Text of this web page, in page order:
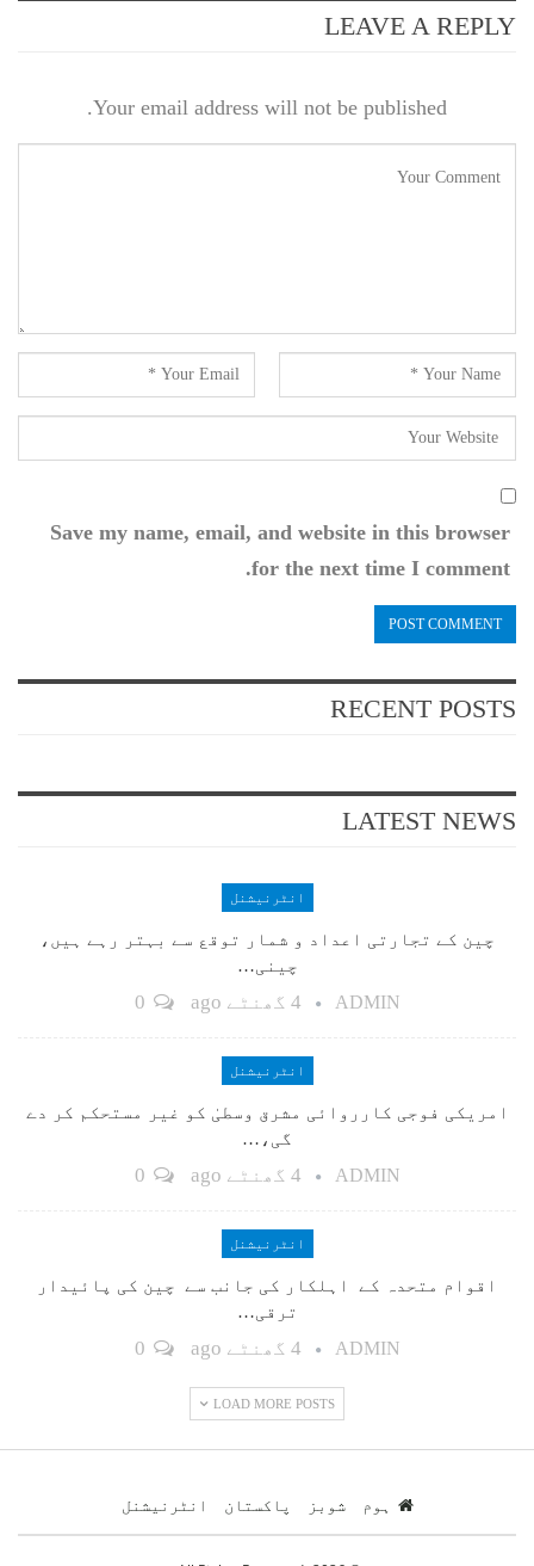
LEAVE A REPLY
Your email address will not be published.
Save my name, email, and website in this browser
for the next time I comment.
RECENT POSTS
LATEST NEWS
انٹرنیشنل
چین کے تجارتی اعداد و شمار توقع سے بہتر رہے ہیں،
چینی…
ADMIN 4 گھنٹے ago
انٹرنیشنل
امریکی فوجی کارروائی مشرق وسطیٰ کو غیر مستحکم کر دے
گی،…
ADMIN 4 گھنٹے ago
انٹرنیشنل
اقوام متحدہ کے اہلکار کی جانب سے چین کی پائیدار
ترقی…
ADMIN 4 گھنٹے ago
LOAD MORE POSTS
ہوم شوبز پاکستان انٹرنیشنل